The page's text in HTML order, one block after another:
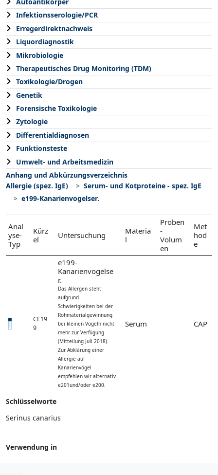
Infektionsserologie/PCR
Erregerdirektnachweis
Liquordiagnostik
Mikrobiologie
Therapeutisches Drug Monitoring (TDM)
Toxikologie/Drogen
Genetik
Forensische Toxikologie
Zytologie
Differentialdiagnosen
Funktionsteste
Umwelt- und Arbeitsmedizin
Anhang und Abkürzungsverzeichnis
Allergie (spez. IgE)
Serum- und Kotproteine - spez. IgE
e199-Kanarienvogelser.
Anal
yse-
Typ
Kürz
el
Untersuchung
Materia
l
Proben
-
Volum
en
Met
hod
e
CE19
9
e199-
Kanarienvogelse
r.
Das Allergen steht
aufgrund
Schwierigkeiten bei der
Rohmaterialgewinnung
bei kleinen Vögeln nicht
mehr zur Verfügung
(Mitteilung Juli 2018).
Zur Abklärung einer
Allergie auf
Kanarienvögel
empfehlen wir alternativ
e201und/oder e200.
Serum CAP
Schlüsselworte
Serinus canarius
Verwendung in